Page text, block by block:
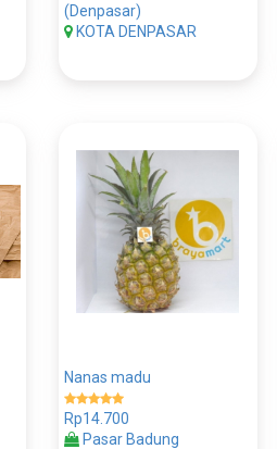
(Denpasar)
KOTA DENPASAR
Nanas madu
Rp14.700
Pasar Badung